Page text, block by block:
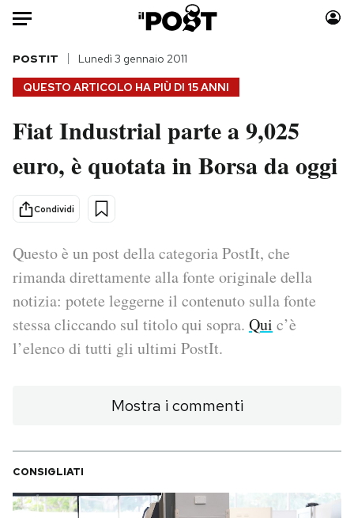
Auto
HOME
Italia
Mondo
Politica
Tecnologia
Internet
Scienza
Cultura
Moda
Consumismi
Media
Europa
I MIEI PREFERITI
QUESTO ARTICOLO HA PIÙ DI 15 ANNI
POSTIT Lunedì 3 gennaio 2011
Fiat Industrial parte a 9,025
euro, è quotata in Borsa da oggi
Condividi
Questo è un post della categoria PostIt, che
rimanda direttamente alla fonte originale della
notizia: potete leggerne il contenuto sulla fonte
stessa cliccando sul titolo qui sopra. Qui c’è
l’elenco di tutti gli ultimi PostIt.
Mostra i commenti
CONSIGLIATI